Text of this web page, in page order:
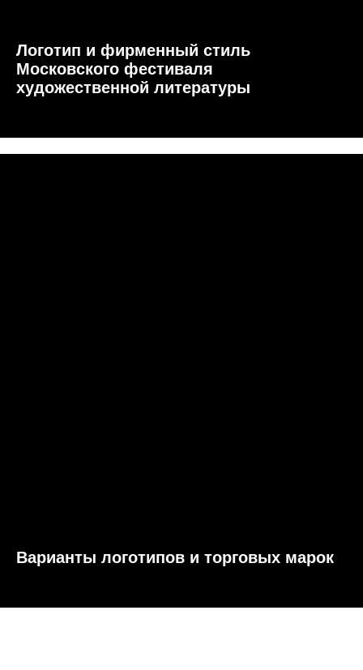
Логотип и фирменный стиль
Московского фестиваля
художественной литературы
Варианты логотипов и торговых марок